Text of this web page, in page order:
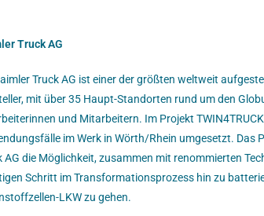
Truck AG
Truck AG ist einer der größten weltweit
mit über 35 Haupt-Standorten rund um den
und Mitarbeitern. Im Projekt
im Werk in Wörth/Rhein umgesetzt. Das
AG die Möglichkeit, zusammen mit renommierten
Schritt im Transformationsprozess hin zu
LKW zu gehen.